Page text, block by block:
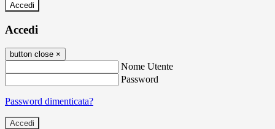
Accedi
Accedi
button close ×
Nome Utente
Password
Password dimenticata?